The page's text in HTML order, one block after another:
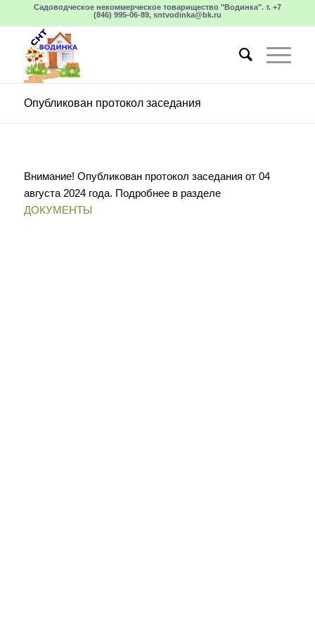
Садоводческое некоммерческое товарищество "Водинка". т. +7
(846) 995-06-89, sntvodinka@bk.ru
Опубликован протокол заседания
Внимание! Опубликован протокол заседания от 04
августа 2024 года. Подробнее в разделе
ДОКУМЕНТЫ